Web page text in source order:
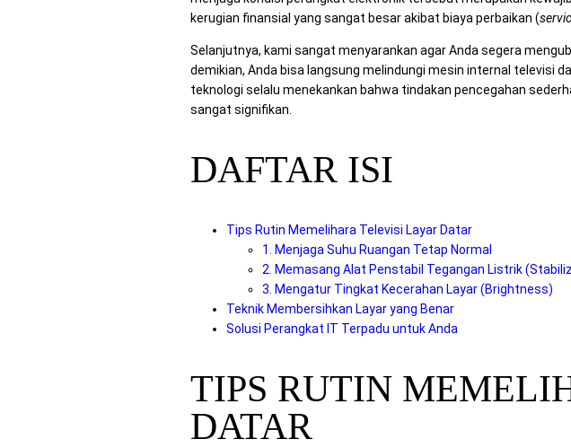
kerugian finansial yang sangat besar akibat biaya perbaikan (
Selanjutnya, kami sangat menyarankan agar Anda segera
demikian, Anda bisa langsung melindungi mesin internal televisi
teknologi selalu menekankan bahwa tindakan pencegahan
sangat signifikan.
DAFTAR ISI
Tips Rutin Memelihara Televisi Layar Datar
1. Menjaga Suhu Ruangan Tetap Normal
2. Memasang Alat Penstabil Tegangan Listrik
3. Mengatur Tingkat Kecerahan Layar (Brightness)
Teknik Membersihkan Layar yang Benar
Solusi Perangkat IT Terpadu untuk Anda
TIPS RUTIN
DATAR